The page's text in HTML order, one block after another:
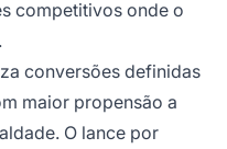
competitivos onde o
conversões definidas
maior propensão a
O lance por